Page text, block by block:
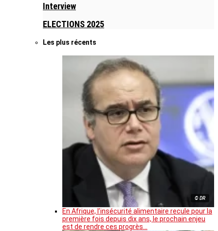
Interview
ELECTIONS 2025
Les plus récents
© DR
En Afrique, l’insécurité alimentaire recule pour la
première fois depuis dix ans, le prochain enjeu
est de rendre ces progrès…